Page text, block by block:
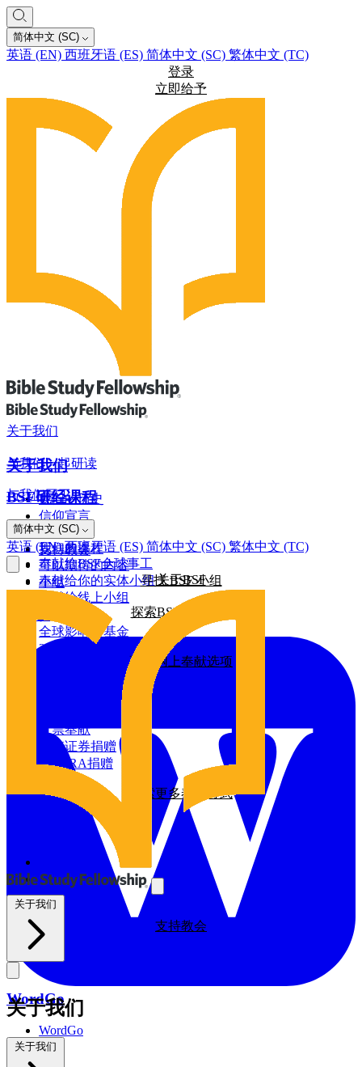
简体中文 (SC)
英语 (EN) 西班牙语 (ES) 简体中文 (SC) 繁体中文 (TC)
登录
立即给予
关于我们
关于我们
我们的历史
信仰宣言
董事会
支持教会
关于BSF
2026/25年影响力报告
2025/24年影响力报告
2024/23年影响力报告
2022年影响力报告
探索我们的全球影响力
资源
BSF博客
祷告日历
探索我们的BSF博客
与我们一起研读
BSF研经课程
罗马书
我们的课程
可以期待的内容
小组
探索BSF研经课程
WordGo
WordGo
课程
与我们同工
网上奉献
奉献给BSF全球事工
奉献给你的实体小组
奉献给线上小组
全球影响力基金
更多网上奉献选项
支票奉献
增值证券捐赠
通过IRA捐赠
探索更多奉献方式
义工
支持教会
支持教会
简体中文 (SC)
英语 (EN)西班牙语 (ES) 简体中文 (SC) 繁体中文 (TC)
寻找 BSF 小组
关于我们
关于我们
关于我们